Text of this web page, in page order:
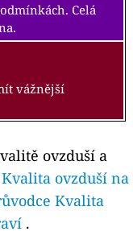
Celá
vážnější
ovzduší a
ovzduší na
Kvalita
.